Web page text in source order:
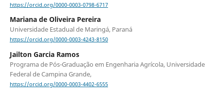
https://orcid.org/0000-0003-0798-6717
Mariana de Oliveira Pereira
Universidade Estadual de Maringá, Paraná
https://orcid.org/0000-0003-4243-8150
Jailton Garcia Ramos
Programa de Pós-Graduação em Engenharia Agrícola, Universidade
Federal de Campina Grande,
https://orcid.org/0000-0003-4402-6555